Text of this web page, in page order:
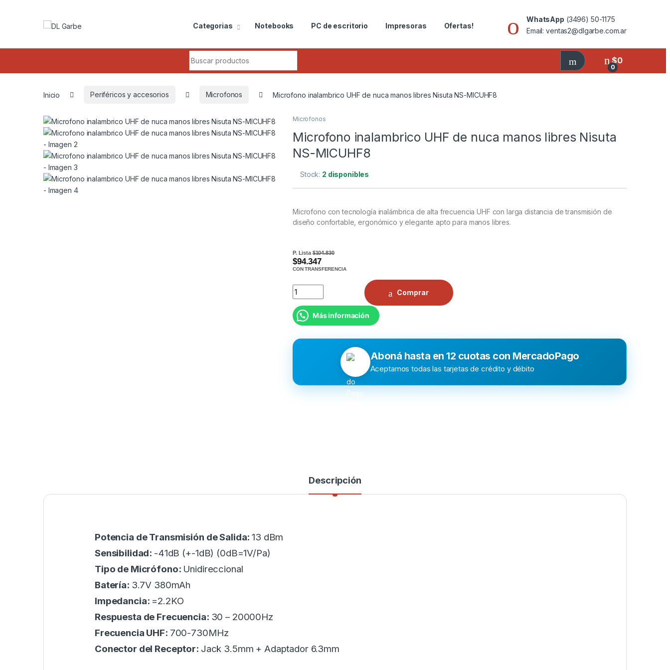
Categorias Notebooks PC de escritorio Impresoras Ofertas!
WhatsApp (3496) 50-1175
Email: ventas2@dlgarbe.com.ar
0
$0
Inicio Periféricos y accesorios Microfonos Microfono inalambrico UHF de nuca manos libres Nisuta NS-MICUHF8
Microfonos
Microfono inalambrico UHF de nuca manos libres Nisuta
NS-MICUHF8
Stock: 2 disponibles
Microfono con tecnología inalámbrica de alta frecuencia UHF con larga distancia de transmisión de
diseño confortable, ergonómico y elegante apto para manos libres.
P. Lista$104.830
$94.347
CON TRANSFERENCIA
Comprar
Más información
Aboná hasta en 12 cuotas con MercadoPago
Aceptamos todas las tarjetas de crédito y débito
Descripción
Potencia de Transmisión de Salida:13 dBm
Sensibilidad: -41dB (+-1dB) (0dB=1V/Pa)
Tipo de Micrófono: Unidireccional
Batería: 3.7V 380mAh
Impedancia: =2.2KO
Respuesta de Frecuencia: 30 – 20000Hz
Frecuencia UHF: 700-730MHz
Conector del Receptor: Jack 3.5mm + Adaptador 6.3mm